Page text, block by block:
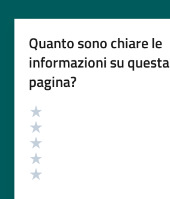
Quanto sono chiare le
informazioni su questa
pagina?
Valutazione